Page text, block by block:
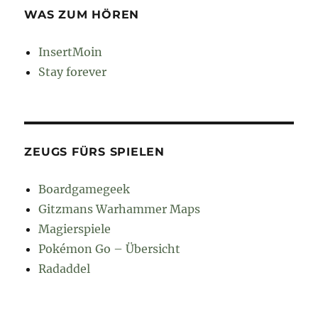
WAS ZUM HÖREN
InsertMoin
Stay forever
ZEUGS FÜRS SPIELEN
Boardgamegeek
Gitzmans Warhammer Maps
Magierspiele
Pokémon Go – Übersicht
Radaddel